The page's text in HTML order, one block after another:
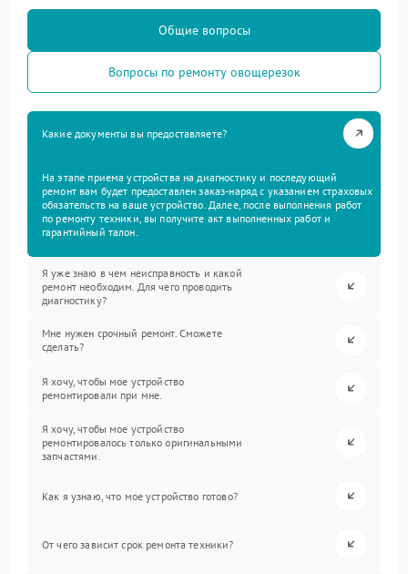
Общие вопросы
Вопросы по ремонту овощерезок
Какие документы вы предоставляете?
На этапе приема устройства на диагностику и последующий
ремонт вам будет предоставлен заказ-наряд с указанием страховых
обязательств на ваше устройство. Далее, после выполнения работ
по ремонту техники, вы получите акт выполненных работ и
гарантийный талон.
Я уже знаю в чем неисправность и какой
ремонт необходим. Для чего проводить
диагностику?
Мне нужен срочный ремонт. Сможете
сделать?
Я хочу, чтобы мое устройство
ремонтировали при мне.
Я хочу, чтобы мое устройство
ремонтировалось только оригинальными
запчастями.
Как я узнаю, что мое устройство готово?
От чего зависит срок ремонта техники?